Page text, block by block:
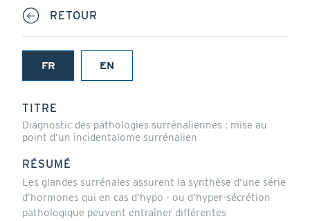
RETOUR
FR
(onglet
EN
TITRE
Diagnostic des pathologies surrénaliennes : mise au
point d’un incidentalome surrénalien
RÉSUMÉ
Les glandes surrénales assurent la synthèse d’une série
d’hormones qui en cas d’hypo - ou d’hyper-sécrétion
pathologique peuvent entraîner différentes